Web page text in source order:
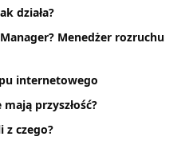
działa?
Menedżer rozruchu
internetowego
przyszłość?
z czego?